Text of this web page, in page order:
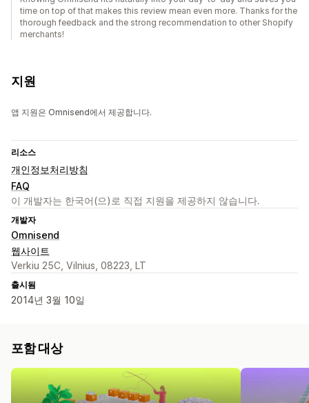
time on top of that makes this review mean even more. Thanks for the
thorough feedback and the strong recommendation to other Shopify
merchants!
지원
앱 지원은 Omnisend에서 제공합니다.
리소스
개인정보처리방침
FAQ
이 개발자는 한국어(으)로 직접 지원을 제공하지 않습니다.
개발자
Omnisend
웹사이트
Verkiu 25C, Vilnius, 08223, LT
출시됨
2014년 3월 10일
포함 대상